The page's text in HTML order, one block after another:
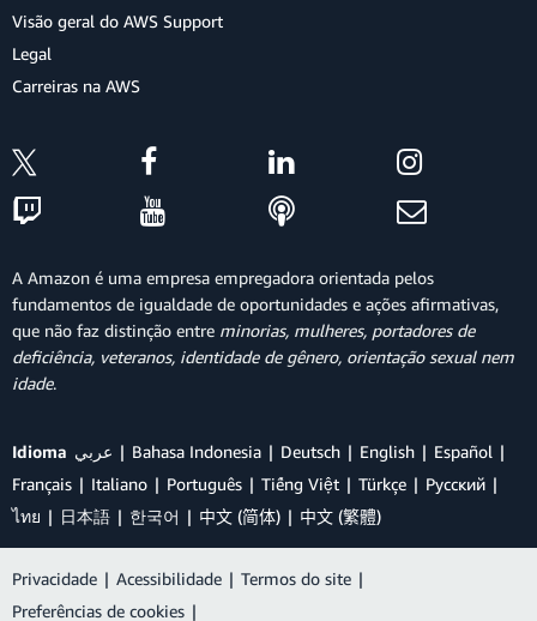
Visão geral do AWS Support
Legal
Carreiras na AWS
A Amazon é uma empresa empregadora orientada pelos
fundamentos de igualdade de oportunidades e ações afirmativas,
que não faz distinção entre minorias, mulheres, portadores de
deficiência, veteranos, identidade de gênero, orientação sexual nem
idade.
Idioma عربي Bahasa Indonesia Deutsch English
Español
Français
Italiano Português Tiếng Việt Türkçe
Ρусский
ไทย
日本語 한국어 中文 (简体) 中文 (繁體)
Privacidade | Acessibilidade | Termos do site |
Preferências de cookies |